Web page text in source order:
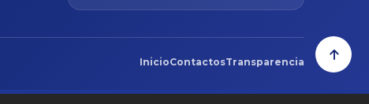
InicioContactosTransparencia